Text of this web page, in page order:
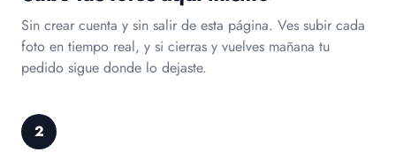
Sin crear cuenta y sin salir de esta página. Ves subir cada
foto en tiempo real, y si cierras y vuelves mañana tu
pedido sigue donde lo dejaste.
2